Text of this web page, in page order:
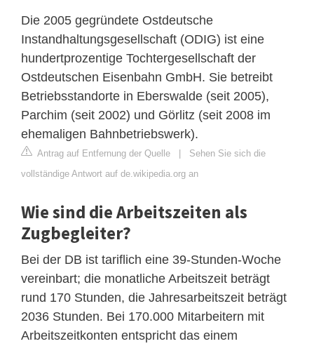
Die 2005 gegründete Ostdeutsche
Instandhaltungsgesellschaft (ODIG) ist eine
hundertprozentige Tochtergesellschaft der
Ostdeutschen Eisenbahn GmbH. Sie betreibt
Betriebsstandorte in Eberswalde (seit 2005),
Parchim (seit 2002) und Görlitz (seit 2008 im
ehemaligen Bahnbetriebswerk).
Antrag auf Entfernung der Quelle | Sehen Sie sich die
vollständige Antwort auf de.wikipedia.org an
Wie sind die Arbeitszeiten als
Zugbegleiter?
Bei der DB ist tariflich eine 39-Stunden-Woche
vereinbart; die monatliche Arbeitszeit beträgt
rund 170 Stunden, die Jahresarbeitszeit beträgt
2036 Stunden. Bei 170.000 Mitarbeitern mit
Arbeitszeitkonten entspricht das einem